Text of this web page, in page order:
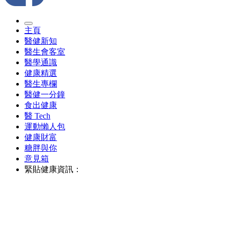
主頁
醫健新知
醫生會客室
醫學通識
健康精選
醫生專欄
醫健一分鐘
食出健康
醫 Tech
運動懶人包
健康財富
糖胖與你
意見箱
緊貼健康資訊：